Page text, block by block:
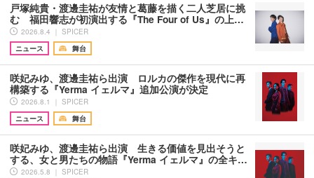
戸塚純貴・渡邊圭祐が友情と葛藤を描く二人芝居に挑
む 福田響志が初演出する『The Four of Us』の上…
2026.8.4 ｜ SPICER
ニュース
舞台
咲妃みゆ、渡邊圭祐ら出演 ロルカの傑作を現代に再
構築する『Yerma イェルマ』追加公演が決定
2026.8.1 ｜ SPICER
ニュース
舞台
咲妃みゆ、渡邊圭祐ら出演 生きる価値を見出そうと
する、女と男たちの物語『Yerma イェルマ』の全キ…
2026.5.8 ｜ SPICER